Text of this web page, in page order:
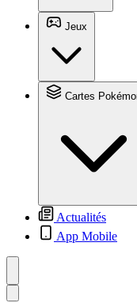
Actualités
App Mobile